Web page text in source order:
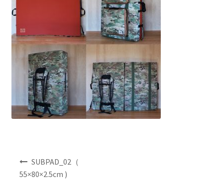
INFO
Product Sample
Custom Order
Payment
SUBPAD_02（
55×80×2.5cm )